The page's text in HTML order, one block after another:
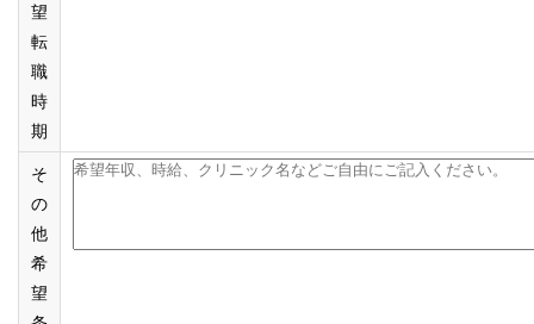
望
転
職
時
期
そ
の
他
希
望